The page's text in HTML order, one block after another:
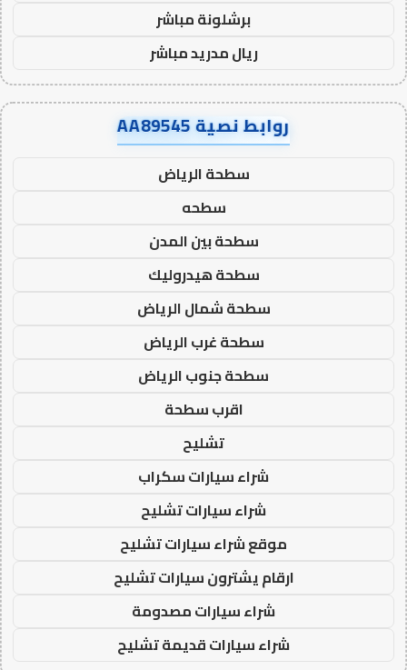
برشلونة مباشر
ريال مدريد مباشر
روابط نصية AA89545
سطحة الرياض
سطحه
سطحة بين المدن
سطحة هيدروليك
سطحة شمال الرياض
سطحة غرب الرياض
سطحة جنوب الرياض
اقرب سطحة
تشليح
شراء سيارات سكراب
شراء سيارات تشليح
موقع شراء سيارات تشليح
ارقام يشترون سيارات تشليح
شراء سيارات مصدومة
شراء سيارات قديمة تشليح